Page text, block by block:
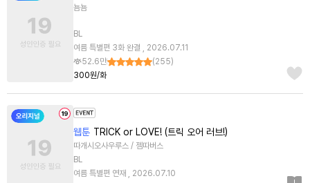
뇸뇸
BL
여름 특별편 3화 완결 , 2026.07.11
52.6만
(255)
300원/화
웹툰 TRICK or LOVE! (트릭 오어 러브!)
따개시오사우루스 / 젬따버스
BL
여름 특별편 연재 , 2026.07.10